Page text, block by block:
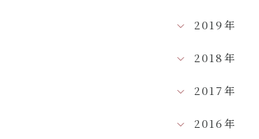
2019年
2018年
2017年
2016年